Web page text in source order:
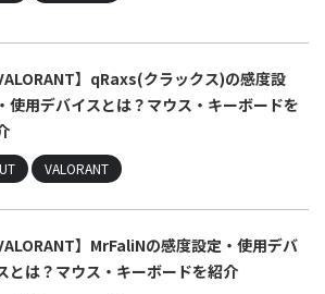
VALORANT】qRaxs(クラックス)の感度設
使用デバイスとは？マウス・キーボードを
VALORANT
VALORANT】MrFaliNの感度設定・使用デバ
とは？マウス・キーボードを紹介